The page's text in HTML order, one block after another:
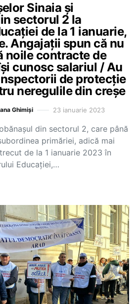
Sinaia și
sectorul 2 la
de la 1 ianuarie,
Angajații spun că nu
noile contracte de
cunosc salariul / Au
de protecție
neregulile din creșe
Ghimiși 23 ianuarie 2023
din sectorul 2, care până
primăriei, adică mai
de la 1 ianuarie 2023 în
Educației,…